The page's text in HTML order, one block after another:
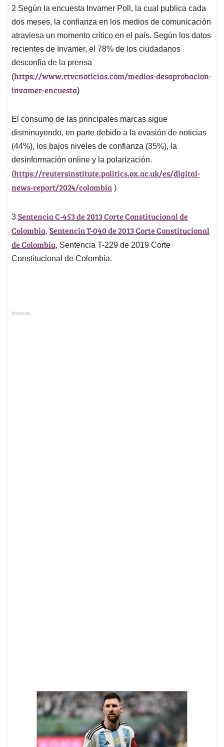
2 Según la encuesta Invamer Poll, la cual publica cada
dos meses, la confianza en los medios de comunicación
atraviesa un momento crítico en el país. Según los datos
recientes de Invamer, el 78% de los ciudadanos
desconfía de la prensa
(https://www.rtvcnoticias.com/medios-desaprobacion-
invamer-encuesta)
El consumo de las principales marcas sigue
disminuyendo, en parte debido a la evasión de noticias
(44%), los bajos niveles de confianza (35%), la
desinformación online y la polarización.
(https://reutersinstitute.politics.ox.ac.uk/es/digital-
news-report/2024/colombia )
3 Sentencia C-453 de 2013 Corte Constitucional de
Colombia, Sentencia T-040 de 2013 Corte Constitucional
de Colombia, Sentencia T-229 de 2019 Corte
Constitucional de Colombia.
Anuncios.